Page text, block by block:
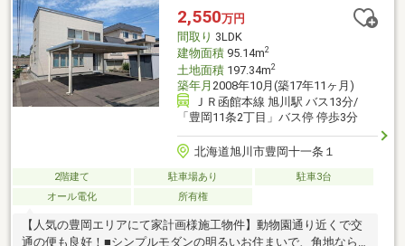
好みのデザインや最新の断熱性能へアップデートするベースとし
ても最適です。利便性と静穏な住環境が両立する緑が丘5条で、理
想の住まいを叶えませんか？
2,550万円
間取り 3LDK
建物面積95.14m2
土地面積197.34m2
築年月 2008年10月(築17年11ヶ月)
ＪＲ函館本線 旭川駅 バス13分/
「豊岡11条2丁目」バス停 停歩3分
北海道旭川市豊岡十一条１
2階建て 駐車場あり
駐車3台
オール電化
所有権
【人気の豊岡エリアにて家計画様施工物件】動物園通り近くで交
通の便も良好！■シンプルモダンの明るいお住まいで、角地なら